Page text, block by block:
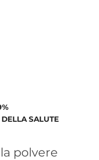
SALUTE
polvere